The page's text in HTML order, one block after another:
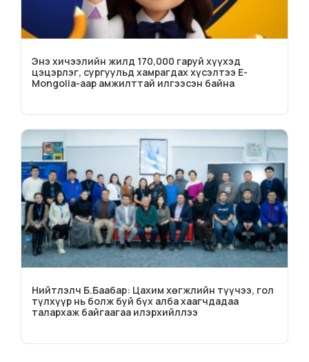
Энэ хичээлийн жилд 170,000 гаруй хүүхэд
цэцэрлэг, сургуульд хамрагдах хүсэлтээ E-
Mongolia-аар амжилттай илгээсэн байна
Нийтлэлч Б.Баабар: Цахим хөгжлийн түүчээ, гол
түлхүүр нь болж буй бүх алба хаагчдадаа
талархаж байгаагаа илэрхийллээ